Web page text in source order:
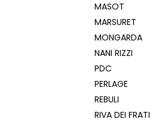
MASOT
MARSURET
MONGARDA
NANI RIZZI
PDC
PERLAGE
REBULI
RIVA DEI FRATI